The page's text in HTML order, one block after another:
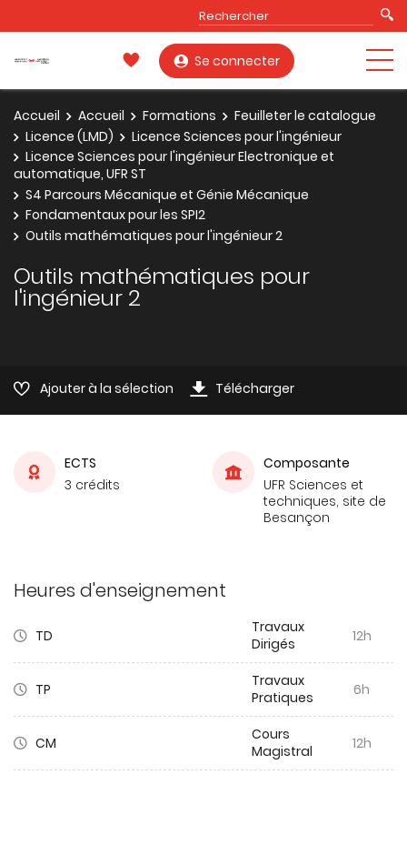
Se connecter
Accueil Accueil Formations
Feuilleter le catalogue
Licence (LMD)
Licence Sciences pour l'ingénieur
Licence Sciences pour l'ingénieur Electronique et
automatique, UFR ST
S4 Parcours Mécanique et Génie Mécanique
Fondamentaux pour les SPI2
Outils mathématiques pour l'ingénieur 2
Outils mathématiques pour
l'ingénieur 2
Ajouter à la sélection Télécharger
ECTS
3 crédits
Composante
UFR Sciences et
techniques, site de
Besançon
Heures d'enseignement
TD
Travaux
Dirigés
12h
TP
Travaux
Pratiques
6h
CM
Cours
Magistral
12h